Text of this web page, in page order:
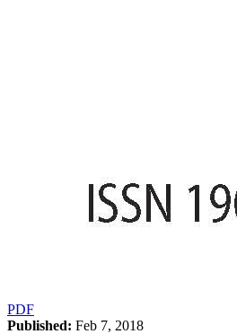
PDF
Published: Feb 7, 2018